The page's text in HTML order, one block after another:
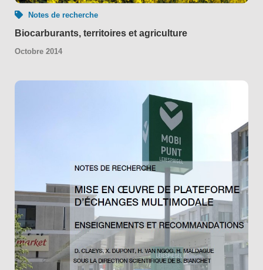
Notes de recherche
Biocarburants, territoires et agriculture
Octobre 2014